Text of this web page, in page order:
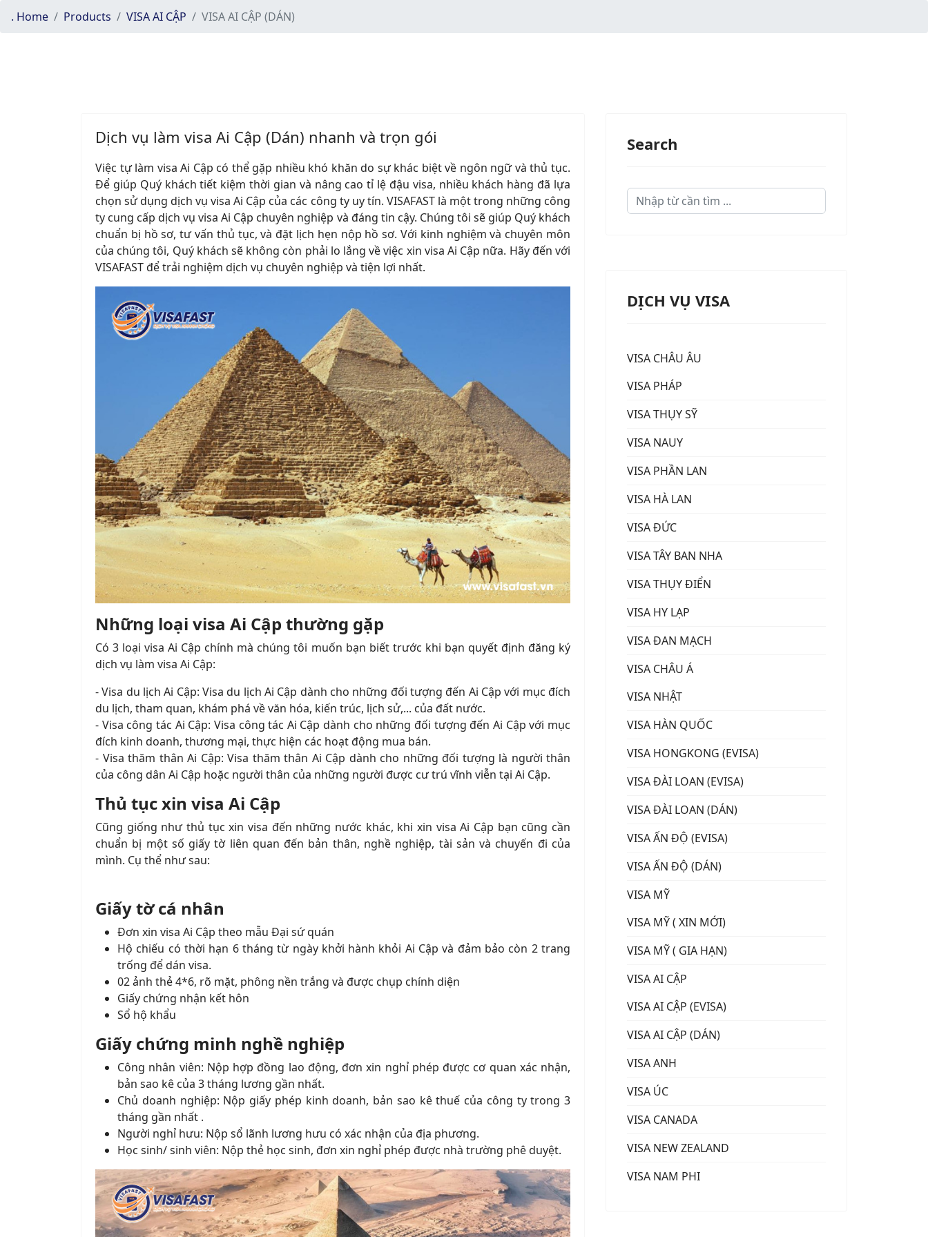
. Home Products VISA AI CẬP VISA AI CẬP (DÁN)
Dịch vụ làm visa Ai Cập (Dán) nhanh và trọn gói
Việc tự làm visa Ai Cập có thể gặp nhiều khó khăn do sự khác biệt về ngôn ngữ và thủ tục.
Để giúp Quý khách tiết kiệm thời gian và nâng cao tỉ lệ đậu visa, nhiều khách hàng đã lựa
chọn sử dụng dịch vụ visa Ai Cập của các công ty uy tín. VISAFAST là một trong những công
ty cung cấp dịch vụ visa Ai Cập chuyên nghiệp và đáng tin cậy. Chúng tôi sẽ giúp Quý khách
chuẩn bị hồ sơ, tư vấn thủ tục, và đặt lịch hẹn nộp hồ sơ. Với kinh nghiệm và chuyên môn
của chúng tôi, Quý khách sẽ không còn phải lo lắng về việc xin visa Ai Cập nữa. Hãy đến với
VISAFAST để trải nghiệm dịch vụ chuyên nghiệp và tiện lợi nhất.
Những loại visa Ai Cập thường gặp
Có 3 loại visa Ai Cập chính mà chúng tôi muốn bạn biết trước khi bạn quyết định đăng ký
dịch vụ làm visa Ai Cập:
- Visa du lịch Ai Cập: Visa du lịch Ai Cập dành cho những đối tượng đến Ai Cập với mục đích
du lịch, tham quan, khám phá về văn hóa, kiến trúc, lịch sử,... của đất nước.
- Visa công tác Ai Cập: Visa công tác Ai Cập dành cho những đối tượng đến Ai Cập với mục
đích kinh doanh, thương mại, thực hiện các hoạt động mua bán.
- Visa thăm thân Ai Cập: Visa thăm thân Ai Cập dành cho những đối tượng là người thân
của công dân Ai Cập hoặc người thân của những người được cư trú vĩnh viễn tại Ai Cập.
Thủ tục xin visa Ai Cập
Cũng giống như thủ tục xin visa đến những nước khác, khi xin visa Ai Cập bạn cũng cần
chuẩn bị một số giấy tờ liên quan đến bản thân, nghề nghiệp, tài sản và chuyến đi của
mình. Cụ thể như sau:
Giấy tờ cá nhân
Đơn xin visa Ai Cập theo mẫu Đại sứ quán
Hộ chiếu có thời hạn 6 tháng từ ngày khởi hành khỏi Ai Cập và đảm bảo còn 2 trang
trống để dán visa.
02 ảnh thẻ 4*6, rõ mặt, phông nền trắng và được chụp chính diện
Giấy chứng nhận kết hôn
Sổ hộ khẩu
Giấy chứng minh nghề nghiệp
Công nhân viên: Nộp hợp đồng lao động, đơn xin nghỉ phép được cơ quan xác nhận,
bản sao kê của 3 tháng lương gần nhất.
Chủ doanh nghiệp: Nộp giấy phép kinh doanh, bản sao kê thuế của công ty trong 3
tháng gần nhất .
Người nghỉ hưu: Nộp sổ lãnh lương hưu có xác nhận của địa phương.
Học sinh/ sinh viên: Nộp thẻ học sinh, đơn xin nghỉ phép được nhà trường phê duyệt.
Search
Search
...
DỊCH VỤ VISA
VISA CHÂU ÂU
VISA PHÁP
VISA THỤY SỸ
VISA NAUY
VISA PHẦN LAN
VISA HÀ LAN
VISA ĐỨC
VISA TÂY BAN NHA
VISA THỤY ĐIỂN
VISA HY LẠP
VISA ĐAN MẠCH
VISA CHÂU Á
VISA NHẬT
VISA HÀN QUỐC
VISA HONGKONG (EVISA)
VISA ĐÀI LOAN (EVISA)
VISA ĐÀI LOAN (DÁN)
VISA ẤN ĐỘ (EVISA)
VISA ẤN ĐỘ (DÁN)
VISA MỸ
VISA MỸ ( XIN MỚI)
VISA MỸ ( GIA HẠN)
VISA AI CẬP
VISA AI CẬP (EVISA)
VISA AI CẬP (DÁN)
VISA ANH
VISA ÚC
VISA CANADA
VISA NEW ZEALAND
VISA NAM PHI